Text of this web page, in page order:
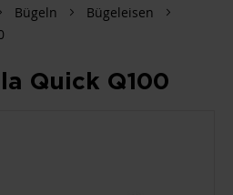
Bügeln
Bügeleisen
Quick Q100